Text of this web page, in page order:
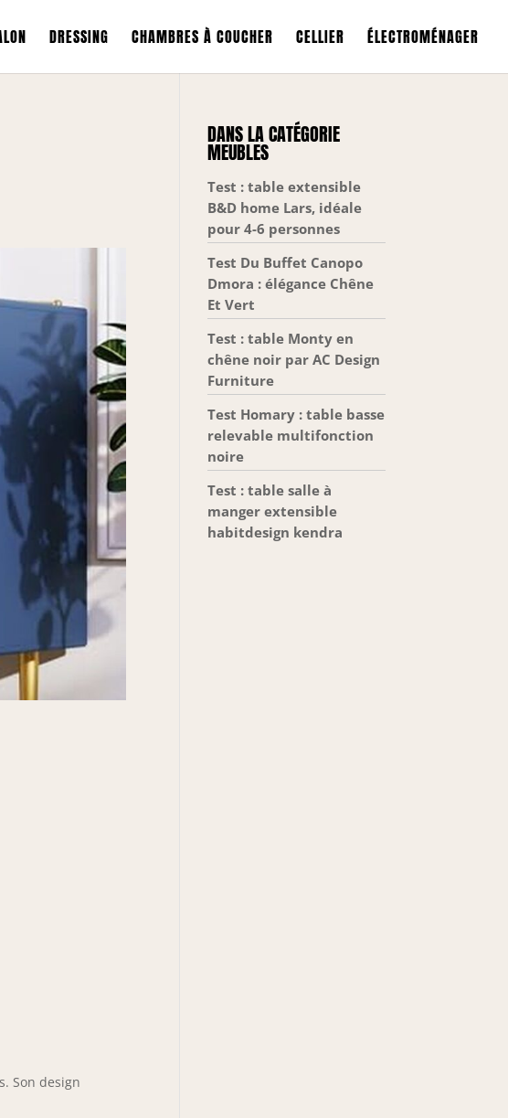
DRESSING CHAMBRES À COUCHER CELLIER ÉLECTROMÉNAGER
Son design
DANS LA CATÉGORIE
MEUBLES
Test : table extensible
B&D home Lars, idéale
pour 4-6 personnes
Test Du Buffet Canopo
Dmora : élégance Chêne
Et Vert
Test : table Monty en
chêne noir par AC Design
Furniture
Test Homary : table basse
relevable multifonction
noire
Test : table salle à
manger extensible
habitdesign kendra